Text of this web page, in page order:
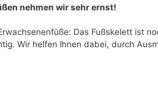
nehmen wir sehr ernst!
Das Fußskelett ist
Wir helfen Ihnen dabei, durch